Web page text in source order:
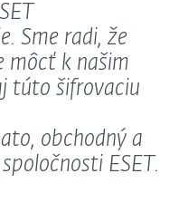
Sme radi, že
môcť k našim
túto šifrovaciu
obchodný a
ESET.